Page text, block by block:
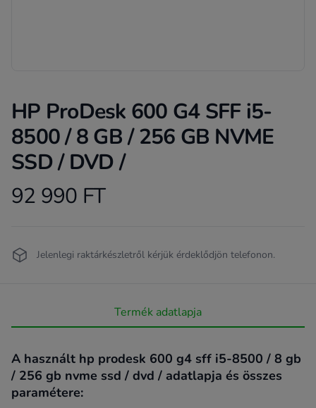
HP ProDesk 600 G4 SFF i5-
8500 / 8 GB / 256 GB NVME
SSD / DVD /
Product information
92 990 FT
Jelenlegi raktárkészletről kérjük érdeklődjön telefonon.
Termék adatlapja
A használt hp prodesk 600 g4 sff i5-8500 / 8 gb
/ 256 gb nvme ssd / dvd / adatlapja és összes
paramétere: